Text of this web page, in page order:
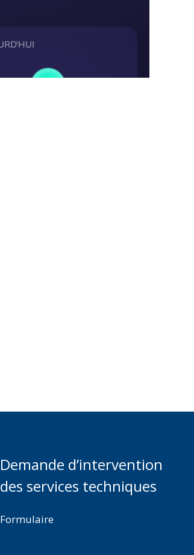
Demande d’intervention
des services techniques
Formulaire